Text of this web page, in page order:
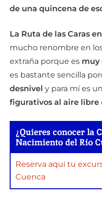
de una quincena de
La Ruta de las Caras
mucho renombre en
extraña porque es muy
es bastante sencilla
desnivel y para mí es
figurativos al aire libre
¿Quieres conocer la
Nacimiento del Río
Reserva aquí tu
Cuenca